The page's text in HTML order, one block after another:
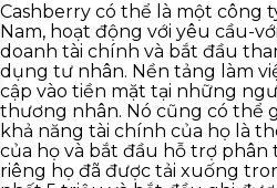
Cashberry có thể là một công
Nam, hoạt động với yêu cầu-
doanh tài chính và bắt đầu
dụng tư nhân. Nền tảng làm
cập vào tiền mặt tại những
thương nhân. Nó cũng có thể
khả năng tài chính của họ là
của họ và bắt đầu hỗ trợ phân
riêng họ đã được tải xuống